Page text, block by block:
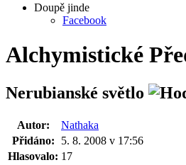
Doupě jinde
Facebook
Alchymistické
Nerubianské světlo
Autor:
Nathaka
Přidáno:
5. 8. 2008 v 17:56
Hlasovalo: 17